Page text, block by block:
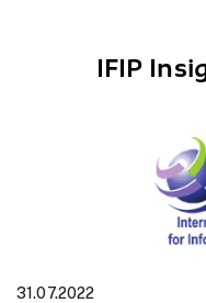
IFIP
31.07.2022